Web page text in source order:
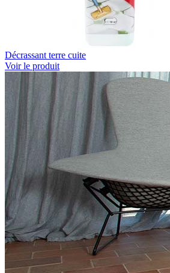
Décrassant terre cuite
Voir le produit